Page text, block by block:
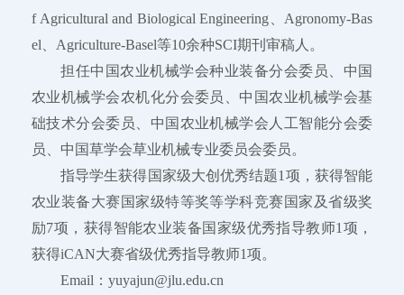
f Agricultural and Biological Engineering、Agronomy-Bas
el、Agriculture-Basel等10余种SCI期刊审稿人。
担任中国农业机械学会种业装备分会委员、中国
农业机械学会农机化分会委员、中国农业机械学会基
础技术分会委员、中国农业机械学会人工智能分会委
员、中国草学会草业机械专业委员会委员。
指导学生获得国家级大创优秀结题1项，获得智能
农业装备大赛国家级特等奖等学科竞赛国家及省级奖
励7项，获得智能农业装备国家级优秀指导教师1项，
获得iCAN大赛省级优秀指导教师1项。
Email：yuyajun@jlu.edu.cn